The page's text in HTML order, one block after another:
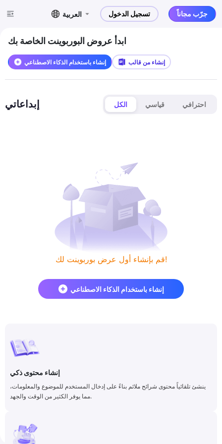
العربية تسجيل الدخول جرّب مجاناً
ابدأ عروض البوربوينت الخاصة بك
إنشاء باستخدام الذكاء الاصطناعي إنشاء من قالب
إبداعاتي الكل قياسي احترافي
قم بإنشاء أول عرض بوربوينت لك!
إنشاء باستخدام الذكاء الاصطناعي
إنشاء محتوى ذكي
ينشئ تلقائياً محتوى شرائح ملائم بناءً على إدخال المستخدم للموضوع والمعلومات،
مما يوفر الكثير من الوقت والجهد.